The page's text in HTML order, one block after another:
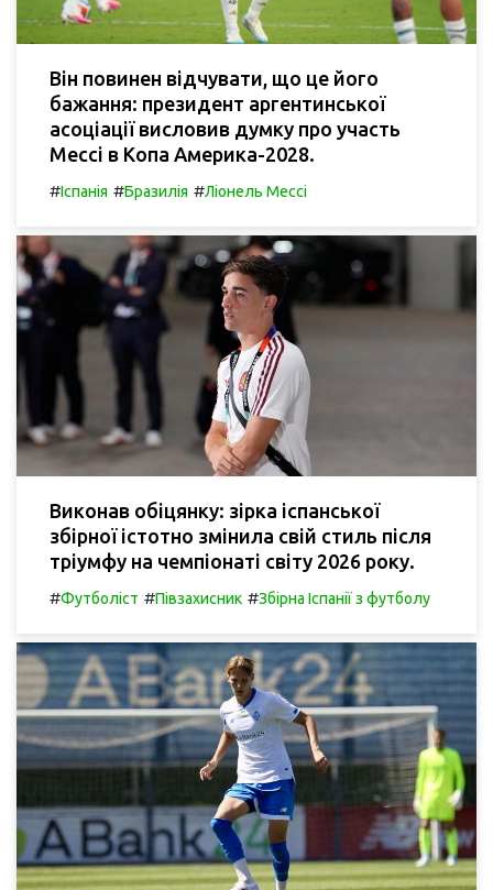
Він повинен відчувати, що це його
бажання: президент аргентинської
асоціації висловив думку про участь
Мессі в Копа Америка-2028.
#Іспанія #Бразилія #Ліонель Мессі
Виконав обіцянку: зірка іспанської
збірної істотно змінила свій стиль після
тріумфу на чемпіонаті світу 2026 року.
#Футболіст #Півзахисник #Збірна Іспанії з футболу